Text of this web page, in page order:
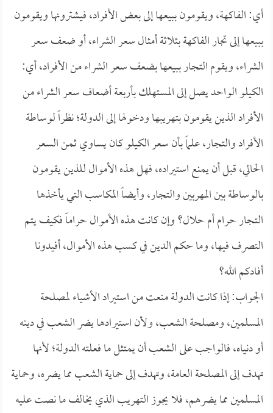
أي: الفاكهة، ويقومون ببيعها إلى بعض الأفراد، فيشترونها ويقومون
ببيعها إلى تجار الفاكهة بثلاثة أمثال سعر الشراء، أو ضعف سعر
الشراء، ويقوم التجار ببيعها بضعف سعر الشراء من الأفراد، أي:
الكيلو الواحد يصل إلى المستهلك بأربعة أضعاف سعر الشراء من
الأفراد الذين يقومون بتهريبها ودخولها إلى الدولة؛ نظراً لوساطة
الأفراد والتجار، علماً بأن سعر الكيلو كان يساوي ثمن السعر
الحالي، قبل أن يمنع استيراده، فهل هذه الأموال للذين يقومون
بالوساطة بين المهربين والتجار، وأيضاً المكاسب التي يأخذها
التجار حرام أم حلال؟ وإن كانت هذه الأموال حراماً فكيف يتم
التصرف فيها، وما حكم الدين في كسب هذه الأموال، أفيدونا
أفادكم الله؟
الجواب: إذا كانت الدولة منعت من استيراد الأشياء لمصلحة
المسلمين، ومصلحة الشعب، ولأن استيرادها يضر الشعب في دينه
أو دنياه، فالواجب على الشعب أن يمتثل ما فعلته الدولة؛ لأنها
تهدف إلى المصلحة العامة، وتهدف إلى حماية الشعب مما يضره، وحماية
المسلمين مما يضرهم، فلا يجوز التهريب الذي يخالف ما نصت عليه